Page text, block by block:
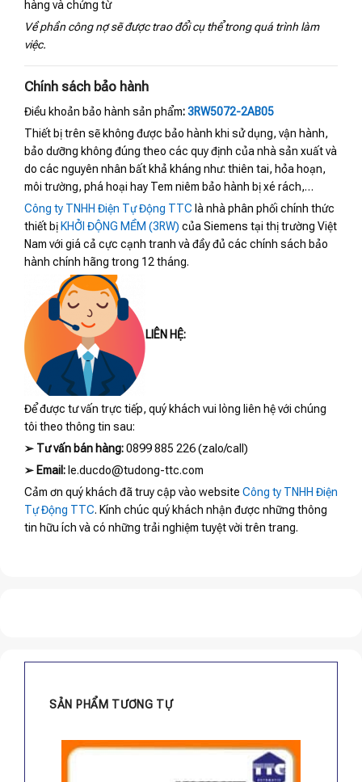
hàng và chứng từ
Về phần công nợ sẽ được trao đổi cụ thể trong quá trình làm
việc.
Chính sách bảo hành
Điều khoản bảo hành sản phẩm:3RW5072-2AB05
Thiết bị trên sẽ không được bảo hành khi sử dụng, vận hành,
bảo dưỡng không đúng theo các quy định của nhà sản xuất và
do các nguyên nhân bất khả kháng như: thiên tai, hỏa hoạn,
môi trường, phá hoại hay Tem niêm bảo hành bị xé rách,…
Công ty TNHH Điện Tự Động TTC là nhà phân phối chính thức
thiết bị KHỞI ĐỘNG MỀM (3RW) của Siemens tại thị trường Việt
Nam với giá cả cực cạnh tranh và đầy đủ các chính sách bảo
hành chính hãng trong 12 tháng.
LIÊN HỆ:
Để được tư vấn trực tiếp, quý khách vui lòng liên hệ với chúng
tôi theo thông tin sau:
➢ Tư vấn bán hàng:0899 885 226 (zalo/call)
➢ Email: le.ducdo@tudong-ttc.com
Cảm ơn quý khách đã truy cập vào website Công ty TNHH Điện
Tự Động TTC. Kính chúc quý khách nhận được những thông
tin hữu ích và có những trải nghiệm tuyệt vời trên trang.
SẢN PHẨM TƯƠNG TỰ